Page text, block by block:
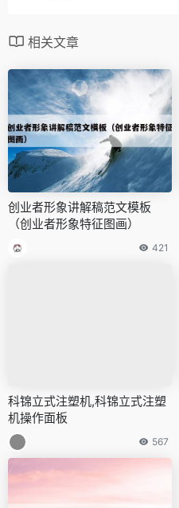
相关文章
创业者形象讲解稿范文模板
（创业者形象特征图画）
421
科锦立式注塑机,科锦立式注塑
机操作面板
567